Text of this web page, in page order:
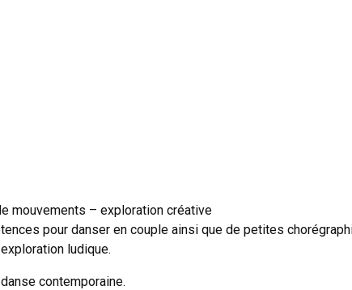
mouvements – exploration créative
pour danser en couple ainsi que de petites
ludique.
contemporaine.